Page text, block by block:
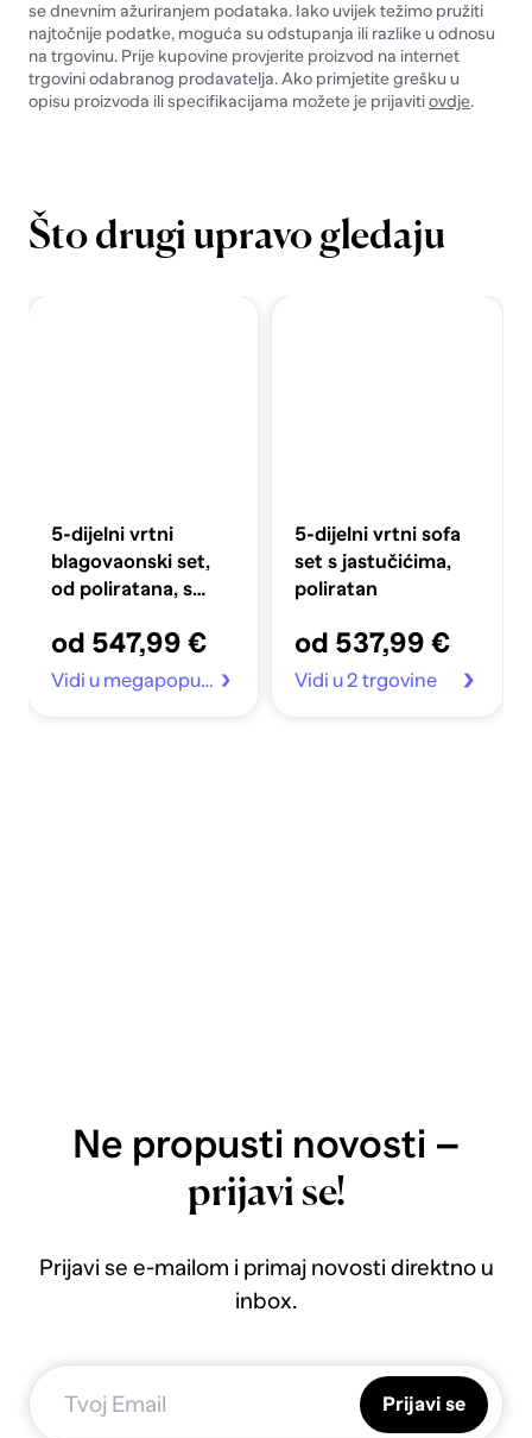
se dnevnim ažuriranjem podataka. Iako uvijek težimo pružiti
najtočnije podatke, moguća su odstupanja ili razlike u odnosu
na trgovinu. Prije kupovine provjerite proizvod na internet
trgovini odabranog prodavatelja. Ako primjetite grešku u
opisu proizvoda ili specifikacijama možete je prijavitiovdje.
Što drugi upravo gledaju
5-dijelni vrtni
blagovaonski set,
od poliratana, s
od 547,99 €
Vidi u megapopust.hr
5-dijelni vrtni sofa
set s jastučićima,
poliratan
od 537,99 €
Vidi u 2 trgovine
Ne propusti novosti –
prijavi se!
Prijavi se e-mailom i primaj novosti direktno u
inbox.
Prijavi se